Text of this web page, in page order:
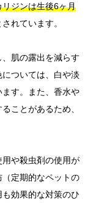
リジンは生後6ヶ月
されています。
肌の露出を減らす
ついては、白や淡
す。また、香水や
ことがあるため、
や殺虫剤の使用が
定期的なペットの
効果的な対策のひ